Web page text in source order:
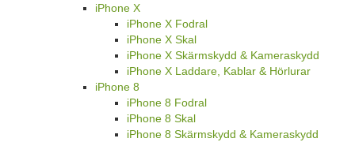
iPhone X
iPhone X Fodral
iPhone X Skal
iPhone X Skärmskydd & Kameraskydd
iPhone X Laddare, Kablar & Hörlurar
iPhone 8
iPhone 8 Fodral
iPhone 8 Skal
iPhone 8 Skärmskydd & Kameraskydd